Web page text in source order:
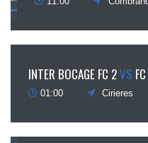
INTER BOCAGE FC 2VS
01:00 Cirieres